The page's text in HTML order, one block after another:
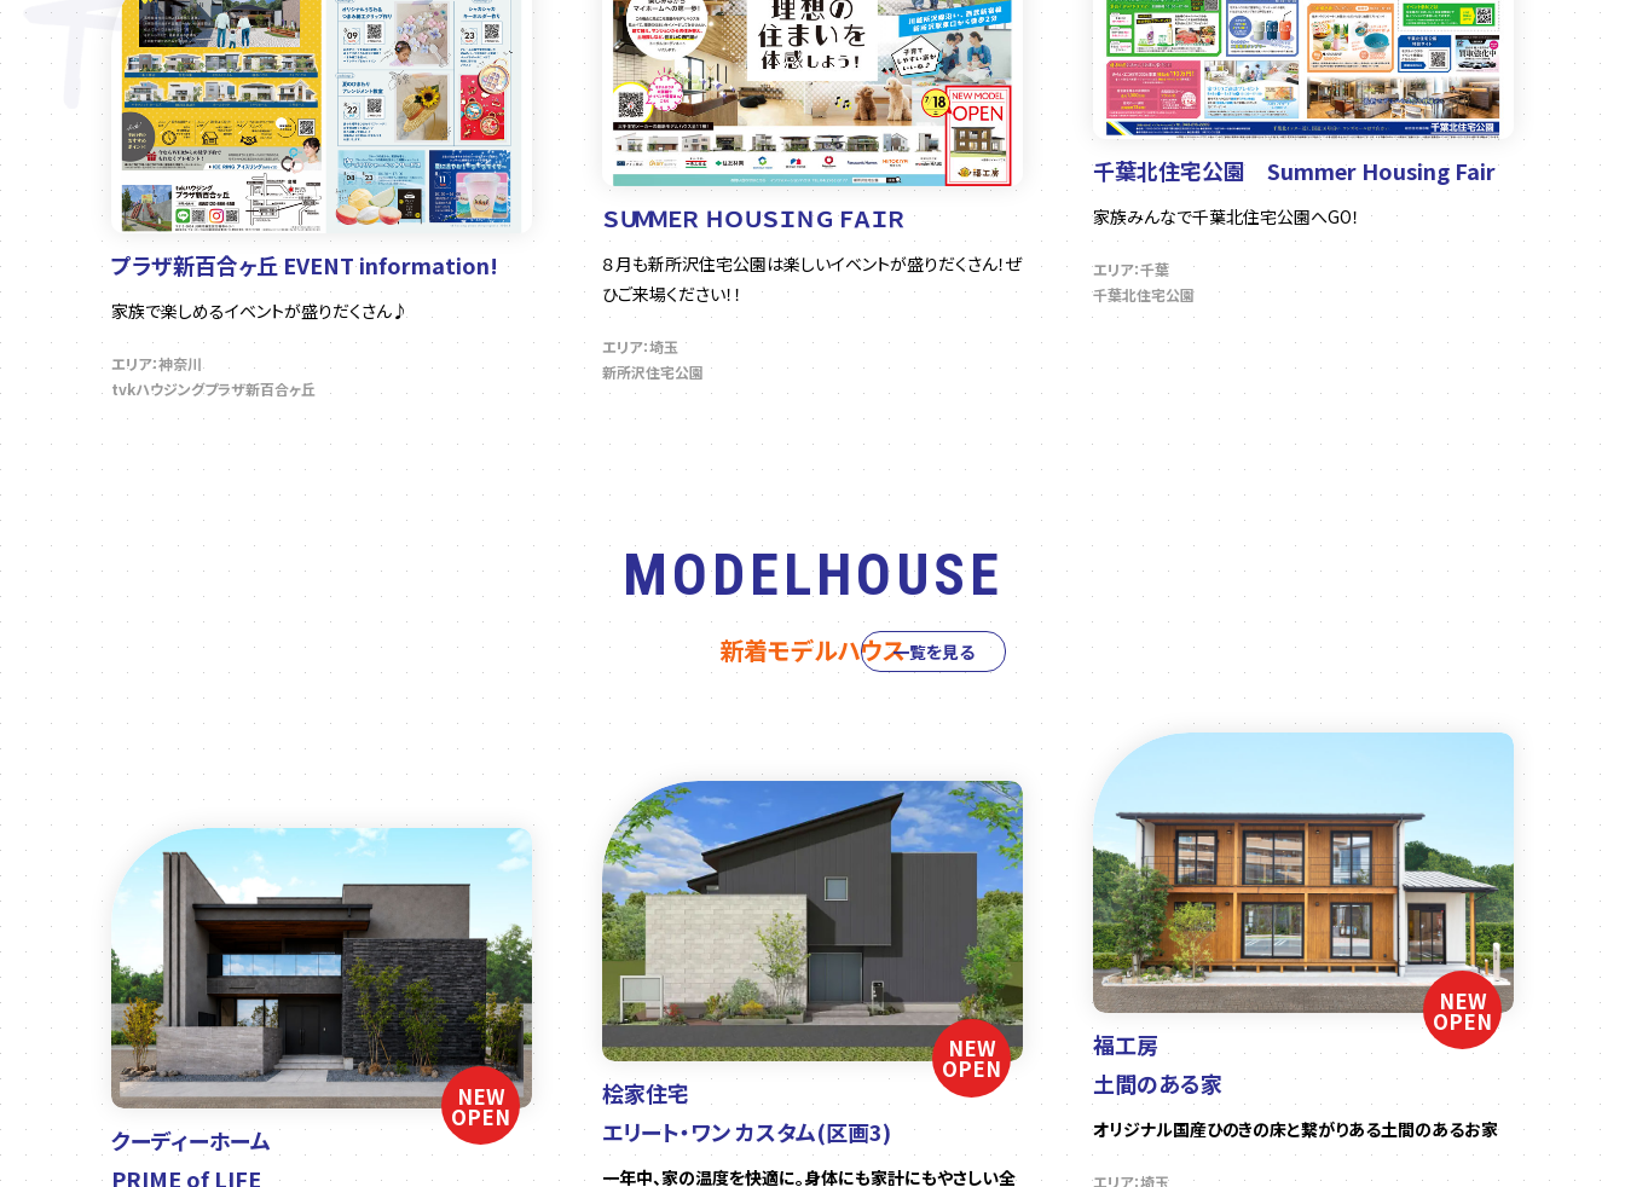
プラザ新百合ヶ丘 EVENT information!
家族で楽しめるイベントが盛りだくさん♪
エリア：神奈川
tvkハウジングプラザ新百合ヶ丘
ＳＵＭＭＥＲ ＨＯＵＳＩＮＧ ＦＡＩＲ
８月も新所沢住宅公園は楽しいイベントが盛りだくさん！ぜ
ひご来場ください！！
エリア：埼玉
新所沢住宅公園
千葉北住宅公園 Summer Housing Fair
家族みんなで千葉北住宅公園へGO！
エリア：千葉
千葉北住宅公園
MODELHOUSE
新着モデルハウス
NEW
OPEN
クーディーホーム
PRIME of LIFE
NEW
OPEN
桧家住宅
エリート・ワン カスタム(区画3)
一年中、家の温度を快適に。身体にも家計にもやさしい全
NEW
OPEN
福工房
土間のある家
オリジナル国産ひのきの床と繋がりある土間のあるお家
エリア：埼玉
一覧を見る